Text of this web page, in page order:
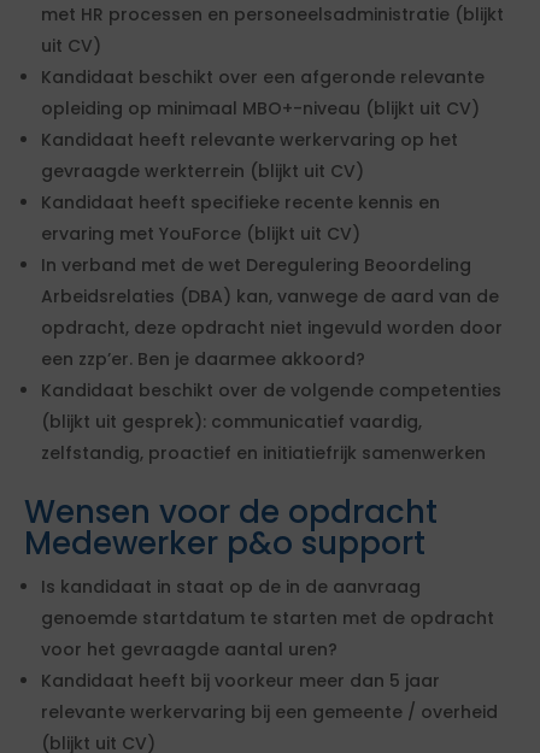
met HR processen en personeelsadministratie (blijkt
uit CV)
Kandidaat beschikt over een afgeronde relevante
opleiding op minimaal MBO+-niveau (blijkt uit CV)
Kandidaat heeft relevante werkervaring op het
gevraagde werkterrein (blijkt uit CV)
Kandidaat heeft specifieke recente kennis en
ervaring met YouForce (blijkt uit CV)
In verband met de wet Deregulering Beoordeling
Arbeidsrelaties (DBA) kan, vanwege de aard van de
opdracht, deze opdracht niet ingevuld worden door
een zzp’er. Ben je daarmee akkoord?
Kandidaat beschikt over de volgende competenties
(blijkt uit gesprek): communicatief vaardig,
zelfstandig, proactief en initiatiefrijk samenwerken
Wensen voor de opdracht
Medewerker p&o support
Is kandidaat in staat op de in de aanvraag
genoemde startdatum te starten met de opdracht
voor het gevraagde aantal uren?
Kandidaat heeft bij voorkeur meer dan 5 jaar
relevante werkervaring bij een gemeente / overheid
(blijkt uit CV)